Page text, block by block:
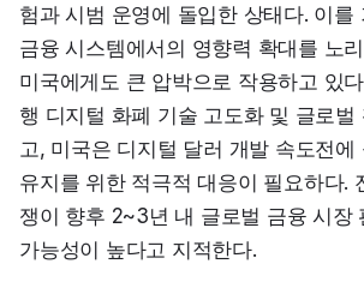
험과 시범 운영에 돌입한 상태다. 이를
금융 시스템에서의 영향력 확대를 노
미국에게도 큰 압박으로 작용하고 있
행 디지털 화폐 기술 고도화 및 글로벌
고, 미국은 디지털 달러 개발 속도전에
유지를 위한 적극적 대응이 필요하다.
쟁이 향후 2~3년 내 글로벌 금융 시장
가능성이 높다고 지적한다.